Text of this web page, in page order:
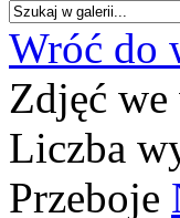
Wróć do
Zdjęć
Liczba
Przeboje